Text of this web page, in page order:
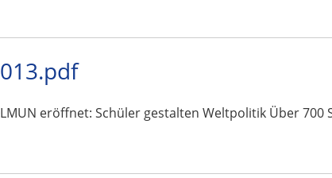
eröffnet: Schüler gestalten Weltpolitik Über 700